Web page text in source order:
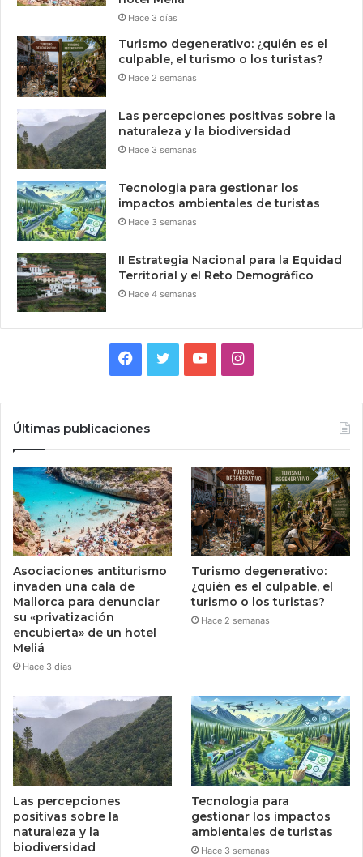
Hace 3 días
Turismo degenerativo: ¿quién es el
culpable, el turismo o los turistas?
Hace 2 semanas
Las percepciones positivas sobre la
naturaleza y la biodiversidad
Hace 3 semanas
Tecnologia para gestionar los
impactos ambientales de turistas
Hace 3 semanas
II Estrategia Nacional para la Equidad
Territorial y el Reto Demográfico
Hace 4 semanas
Facebook
TwitterYouTubeInstagram
Últimas publicaciones
Asociaciones antiturismo
invaden una cala de
Mallorca para denunciar
su «privatización
encubierta» de un hotel
Meliá
Hace 3 días
Turismo degenerativo:
¿quién es el culpable, el
turismo o los turistas?
Hace 2 semanas
Las percepciones
positivas sobre la
naturaleza y la
biodiversidad
Tecnologia para
gestionar los impactos
ambientales de turistas
Hace 3 semanas